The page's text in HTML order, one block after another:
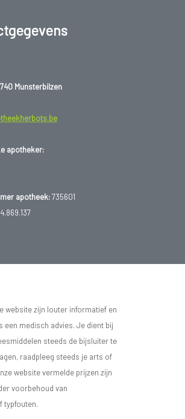
Munsterbilzen
apotheker:
apotheek:735601
website zijn louter informatief en
een medisch advies. Je dient bij
steeds de bijsluiter te
raadpleeg steeds je arts of
website vermelde prijzen zijn
voorbehoud van
typfouten.